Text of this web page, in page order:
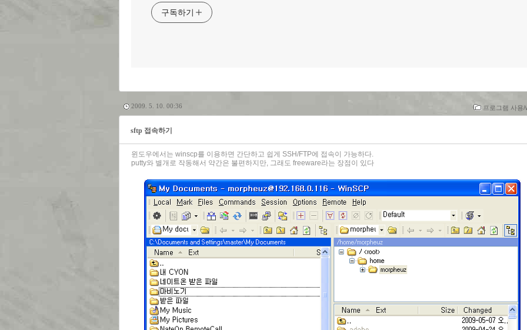
구독하기
프로그램 사용/
2009. 5. 10. 00:36
sftp 접속하기
윈도우에서는 winscp를 이용하면 간단하고 쉽게 SSH/FTP에 접속이 가능하다.
putty와 별개로 작동해서 약간은 불편하지만, 그래도 freeware라는 장점이 있다